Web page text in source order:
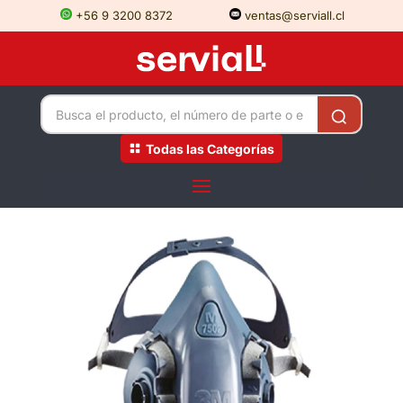
+56 9 3200 8372 ventas@serviall.cl
Todas las Categorías